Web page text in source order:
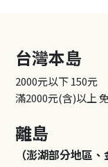
台灣本島
2000元以下150元
滿2000元(含)以上
離島
（澎湖部分地區